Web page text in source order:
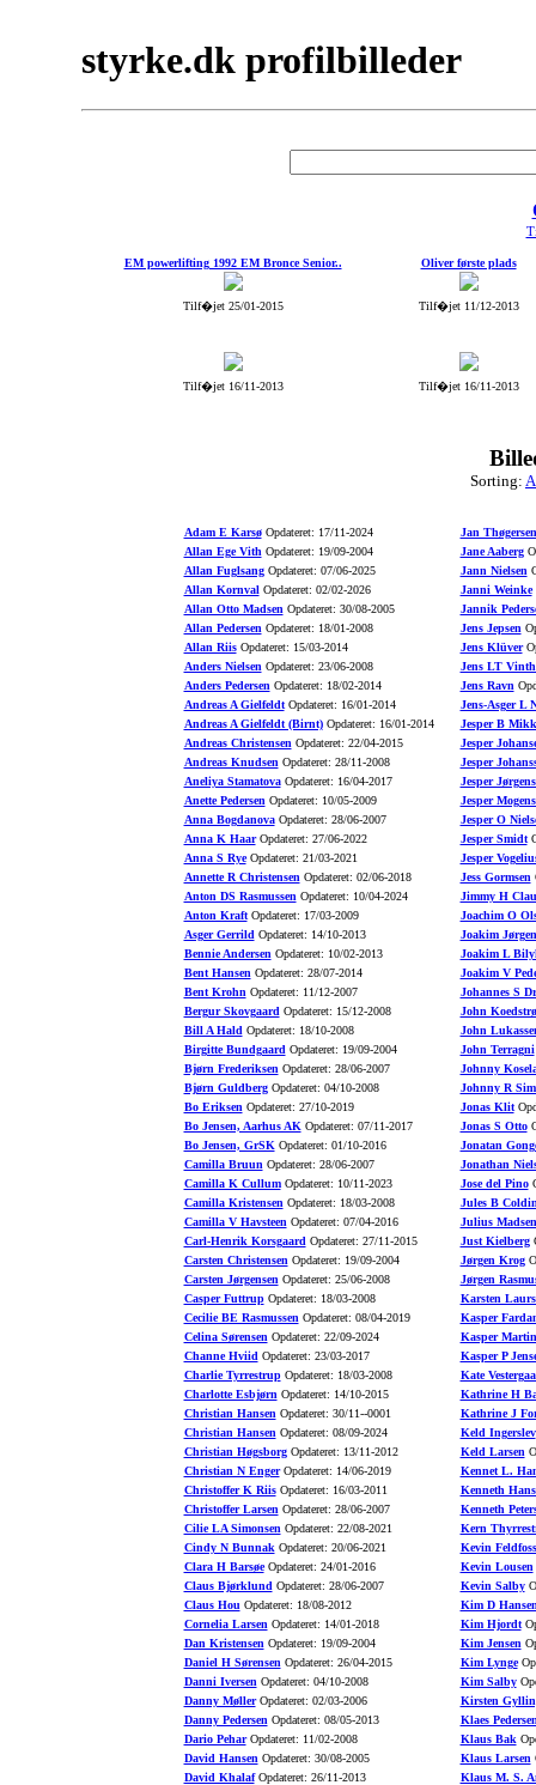
styrke.dk profilbilleder
EM powerlifting 1992 EM Bronce Senior..
Tilf�jet 25/01-2015
Oliver første plads
Tilf�jet 11/12-2013
Tilf�jet 16/11-2013 Tilf�jet 16/11-2013
Sorting:
Adam E KarsøOpdateret: 17/11-2024
Allan Ege Vith Opdateret: 19/09-2004
Allan FuglsangOpdateret: 07/06-2025
Allan KornvalOpdateret: 02/02-2026
Allan Otto Madsen Opdateret: 30/08-2005
Allan Pedersen Opdateret: 18/01-2008
Allan RiisOpdateret: 15/03-2014
Anders Nielsen Opdateret: 23/06-2008
Anders Pedersen Opdateret: 18/02-2014
Andreas A GielfeldtOpdateret: 16/01-2014
Andreas A Gielfeldt (Birnt)Opdateret: 16/01-2014
Andreas Christensen Opdateret: 22/04-2015
Andreas Knudsen Opdateret: 28/11-2008
Aneliya StamatovaOpdateret: 16/04-2017
Anette Pedersen Opdateret: 10/05-2009
Anna BogdanovaOpdateret: 28/06-2007
Anna K HaarOpdateret: 27/06-2022
Anna S RyeOpdateret: 21/03-2021
Annette R Christensen Opdateret: 02/06-2018
Anton DS Rasmussen Opdateret: 10/04-2024
Anton KraftOpdateret: 17/03-2009
Asger Gerrild Opdateret: 14/10-2013
Bennie Andersen Opdateret: 10/02-2013
Bent Hansen Opdateret: 28/07-2014
Bent Krohn Opdateret: 11/12-2007
Bergur Skovgaard Opdateret: 15/12-2008
Bill A Hald Opdateret: 18/10-2008
Birgitte Bundgaard Opdateret: 19/09-2004
Bjørn Frederiksen Opdateret: 28/06-2007
Bjørn GuldbergOpdateret: 04/10-2008
Bo Eriksen Opdateret: 27/10-2019
Bo Jensen, Aarhus AK Opdateret: 07/11-2017
Bo Jensen, GrSK Opdateret: 01/10-2016
Camilla Bruun Opdateret: 28/06-2007
Camilla K CullumOpdateret: 10/11-2023
Camilla Kristensen Opdateret: 18/03-2008
Camilla V Havsteen Opdateret: 07/04-2016
Carl-Henrik Korsgaard Opdateret: 27/11-2015
Carsten Christensen Opdateret: 19/09-2004
Carsten Jørgensen Opdateret: 25/06-2008
Casper FuttrupOpdateret: 18/03-2008
Cecilie BE Rasmussen Opdateret: 08/04-2019
Celina Sørensen Opdateret: 22/09-2024
Channe Hviid Opdateret: 23/03-2017
Charlie TyrrestrupOpdateret: 18/03-2008
Charlotte Esbjørn Opdateret: 14/10-2015
Christian Hansen Opdateret: 30/11--0001
Christian Hansen Opdateret: 08/09-2024
Christian HøgsborgOpdateret: 13/11-2012
Christian N EngerOpdateret: 14/06-2019
Christoffer K RiisOpdateret: 16/03-2011
Christoffer Larsen Opdateret: 28/06-2007
Cilie LA Simonsen Opdateret: 22/08-2021
Cindy N Bunnak Opdateret: 20/06-2021
Clara H BarsøeOpdateret: 24/01-2016
Claus Bjørklund Opdateret: 28/06-2007
Claus Hou Opdateret: 18/08-2012
Cornelia Larsen Opdateret: 14/01-2018
Dan Kristensen Opdateret: 19/09-2004
Daniel H Sørensen Opdateret: 26/04-2015
Danni Iversen Opdateret: 04/10-2008
Danny MøllerOpdateret: 02/03-2006
Danny Pedersen Opdateret: 08/05-2013
Dario PeharOpdateret: 11/02-2008
David Hansen Opdateret: 30/08-2005
David KhalafOpdateret: 26/11-2013
Jan Thøgersen
Jane Aaberg
Jann Nielsen
Janni Weinke
Jannik
Jens Jepsen
Jens Klüver
Jens LT
Jens Ravn
Jens-Asger L
Jesper B
Jesper
Jesper
Jesper
Jesper
Jesper O
Jesper Smidt
Jesper
Jess Gormsen
Jimmy H
Joachim O
Joakim
Joakim L
Joakim V
Johannes S
John
John
John Terragni
Johnny
Johnny R
Jonas Klit
Jonas S Otto
Jonatan
Jonathan
Jose del Pino
Jules B
Julius Madsen
Just Kielberg
Jørgen Krog
Jørgen
Karsten
Kasper
Kasper
Kasper P
Kate
Kathrine H
Kathrine J
Keld Ingerslev
Keld Larsen
Kennet L.
Kenneth
Kenneth
Kern
Kevin Feldfoss
Kevin Lousen
Kevin Salby
Kim D
Kim Hjordt
Kim Jensen
Kim Lynge
Kim Salby
Kirsten
Klaes
Klaus Bak
Klaus Larsen
Klaus M. S.